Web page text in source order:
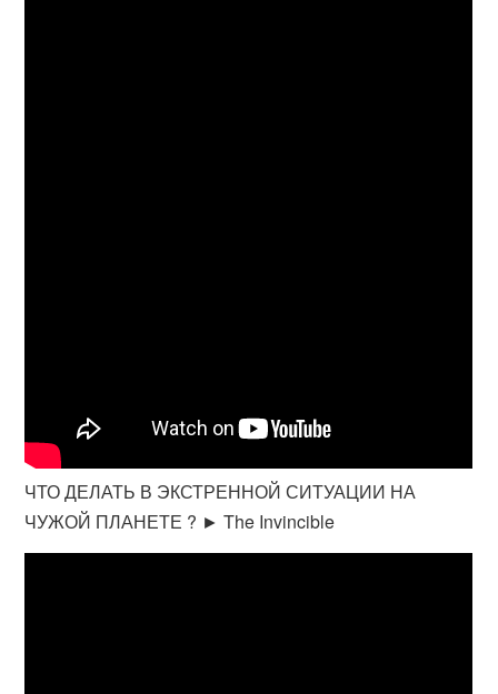
ЧТО ДЕЛАТЬ В ЭКСТРЕННОЙ СИТУАЦИИ НА
ЧУЖОЙ ПЛАНЕТЕ ? ► The Invincible